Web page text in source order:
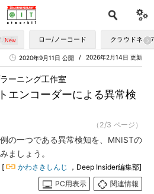
かす ロー/ノーコード クラウドネイ
2026年2月14日 更新
2020年9月11日 公開
エンコーダーによる異常検
ーニング工作室
（2/3 ページ）
の一つである異常検知を、MNISTの
ましょう。
[ かわさきしんじ
，Deep Insider編集部]
PC用表示
関連情報